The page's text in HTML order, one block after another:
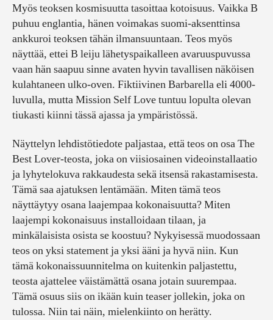
Myös teoksen kosmisuutta tasoittaa kotoisuus. Vaikka B
puhuu englantia, hänen voimakas suomi-aksenttinsa
ankkuroi teoksen tähän ilmansuuntaan. Teos myös
näyttää, ettei B leiju lähetyspaikalleen avaruuspuvussa
vaan hän saapuu sinne avaten hyvin tavallisen näköisen
kulahtaneen ulko-oven. Fiktiivinen Barbarella eli 4000-
luvulla, mutta Mission Self Love tuntuu lopulta olevan
tiukasti kiinni tässä ajassa ja ympäristössä.
Näyttelyn lehdistötiedote paljastaa, että teos on osa The
Best Lover-teosta, joka on viisiosainen videoinstallaatio
ja lyhytelokuva rakkaudesta sekä itsensä rakastamisesta.
Tämä saa ajatuksen lentämään. Miten tämä teos
näyttäytyy osana laajempaa kokonaisuutta? Miten
laajempi kokonaisuus installoidaan tilaan, ja
minkälaisista osista se koostuu? Nykyisessä muodossaan
teos on yksi statement ja yksi ääni ja hyvä niin. Kun
tämä kokonaissuunnitelma on kuitenkin paljastettu,
teosta ajattelee väistämättä osana jotain suurempaa.
Tämä osuus siis on ikään kuin teaser jollekin, joka on
tulossa. Niin tai näin, mielenkiinto on herätty.